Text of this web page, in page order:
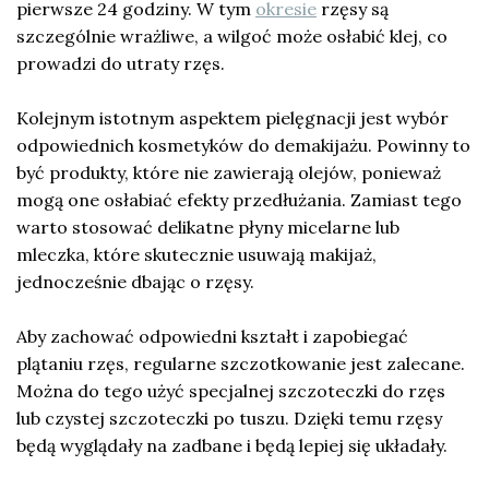
pierwsze 24 godziny. W tym okresie rzęsy są
szczególnie wrażliwe, a wilgoć może osłabić klej, co
prowadzi do utraty rzęs.
Kolejnym istotnym aspektem pielęgnacji jest wybór
odpowiednich kosmetyków do demakijażu. Powinny to
być produkty, które nie zawierają olejów, ponieważ
mogą one osłabiać efekty przedłużania. Zamiast tego
warto stosować delikatne płyny micelarne lub
mleczka, które skutecznie usuwają makijaż,
jednocześnie dbając o rzęsy.
Aby zachować odpowiedni kształt i zapobiegać
plątaniu rzęs, regularne szczotkowanie jest zalecane.
Można do tego użyć specjalnej szczoteczki do rzęs
lub czystej szczoteczki po tuszu. Dzięki temu rzęsy
będą wyglądały na zadbane i będą lepiej się układały.